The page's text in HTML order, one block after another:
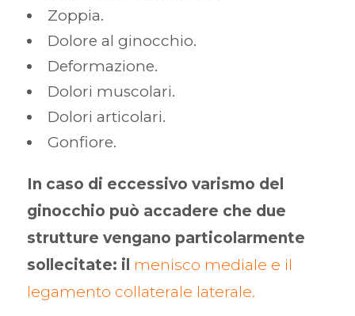
Zoppia.
Dolore al ginocchio.
Deformazione.
Dolori muscolari.
Dolori articolari.
Gonfiore.
In caso di eccessivo varismo del
ginocchio può accadere che due
strutture vengano particolarmente
sollecitate: il menisco mediale e il
legamento collaterale laterale.